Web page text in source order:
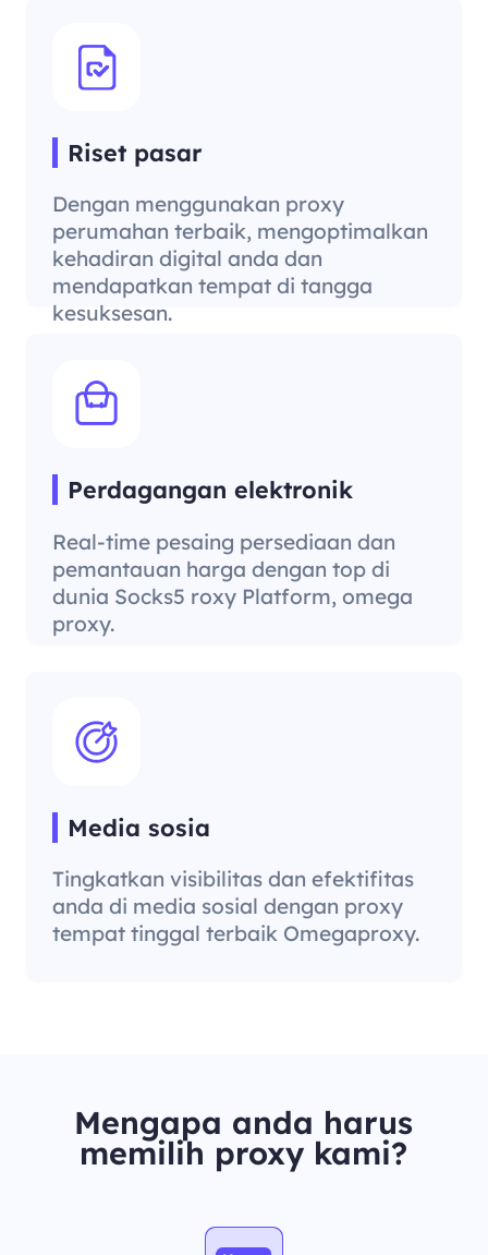
Riset pasar
Dengan menggunakan proxy
perumahan terbaik, mengoptimalkan
kehadiran digital anda dan
mendapatkan tempat di tangga
kesuksesan.
Perdagangan elektronik
Real-time pesaing persediaan dan
pemantauan harga dengan top di
dunia Socks5 roxy Platform, omega
proxy.
Media sosia
Tingkatkan visibilitas dan efektifitas
anda di media sosial dengan proxy
tempat tinggal terbaik Omegaproxy.
Mengapa anda harus
memilih proxy kami?